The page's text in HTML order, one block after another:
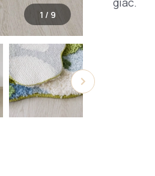
1 / 9